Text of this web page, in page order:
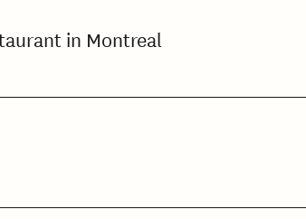
in Montreal